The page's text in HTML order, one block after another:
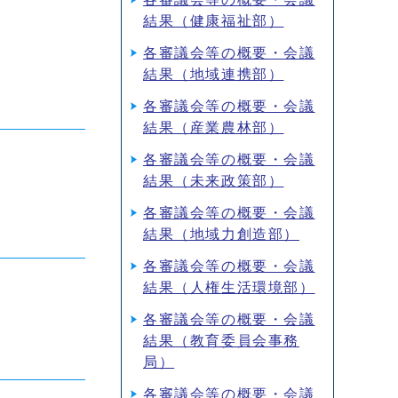
結果（健康福祉部）
各審議会等の概要・会議
結果（地域連携部）
各審議会等の概要・会議
結果（産業農林部）
各審議会等の概要・会議
結果（未来政策部）
各審議会等の概要・会議
結果（地域力創造部）
各審議会等の概要・会議
結果（人権生活環境部）
各審議会等の概要・会議
結果（教育委員会事務
局）
各審議会等の概要・会議